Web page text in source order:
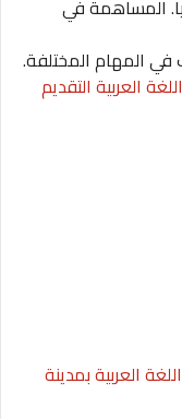
المساهمة في
المهام المختلفة.
العربية التقديم
العربية بمدينة